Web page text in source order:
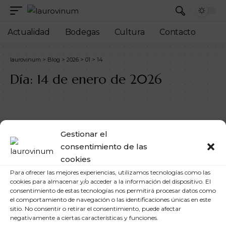
Gestionar el
consentimiento de las
cookies
Para ofrecer las mejores experiencias, utilizamos tecnologías como las
cookies para almacenar y/o acceder a la información del dispositivo. El
consentimiento de estas tecnologías nos permitirá procesar datos como
el comportamiento de navegación o las identificaciones únicas en este
sitio. No consentir o retirar el consentimiento, puede afectar
negativamente a ciertas características y funciones.
Actualidad Bodegas Cultura Contacto
laurovinum > Blog > 2026 > 01 > 14
Día: 14 de enero de 2026